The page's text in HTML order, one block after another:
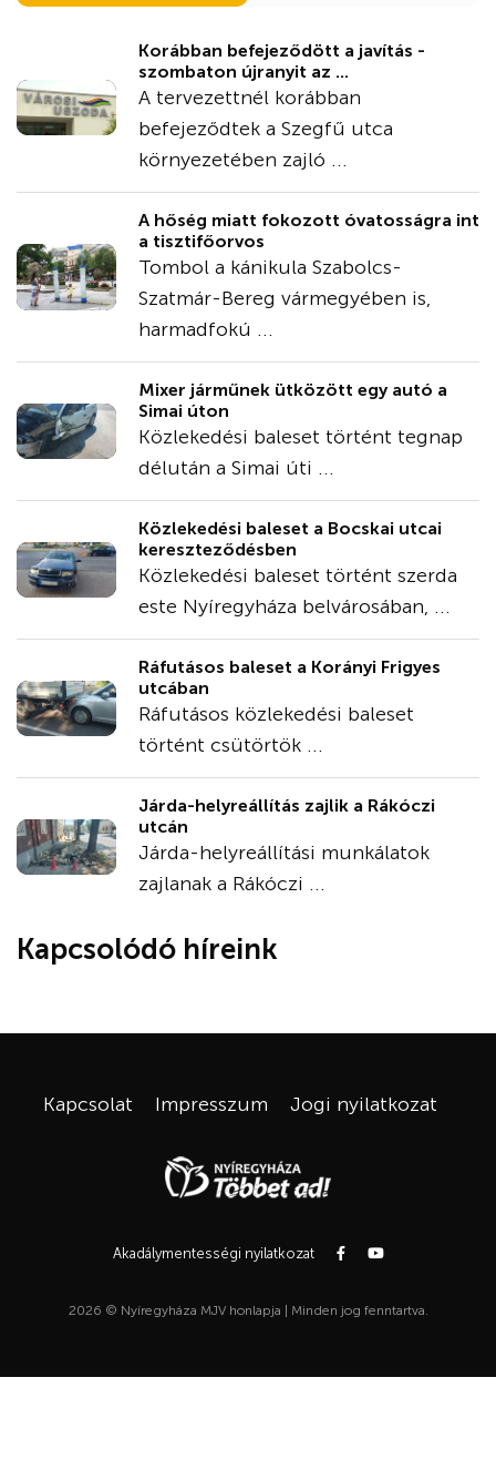
Korábban befejeződött a javítás -
szombaton újranyit az ...
A tervezettnél korábban
befejeződtek a Szegfű utca
környezetében zajló ...
A hőség miatt fokozott óvatosságra int
a tisztifőorvos
Tombol a kánikula Szabolcs-
Szatmár-Bereg vármegyében is,
harmadfokú ...
Mixer járműnek ütközött egy autó a
Simai úton
Közlekedési baleset történt tegnap
délután a Simai úti ...
Közlekedési baleset a Bocskai utcai
kereszteződésben
Közlekedési baleset történt szerda
este Nyíregyháza belvárosában, ...
Ráfutásos baleset a Korányi Frigyes
utcában
Ráfutásos közlekedési baleset
történt csütörtök ...
Járda-helyreállítás zajlik a Rákóczi
utcán
Járda-helyreállítási munkálatok
zajlanak a Rákóczi ...
Kapcsolódó híreink
Kapcsolat Impresszum Jogi nyilatkozat
Akadálymentességi nyilatkozat
2026 © Nyíregyháza MJV honlapja | Minden jog fenntartva.